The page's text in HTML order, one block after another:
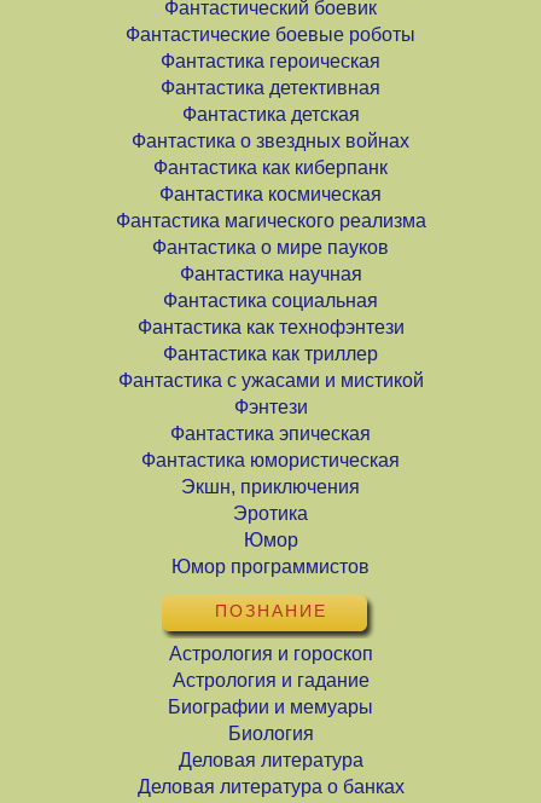
Фантастический боевик
Фантастические боевые роботы
Фантастика героическая
Фантастика детективная
Фантастика детская
Фантастика о звездных войнах
Фантастика как киберпанк
Фантастика космическая
Фантастика магического реализма
Фантастика о мире пауков
Фантастика научная
Фантастика социальная
Фантастика как технофэнтези
Фантастика как триллер
Фантастика с ужасами и мистикой
Фэнтези
Фантастика эпическая
Фантастика юмористическая
Экшн, приключения
Эротика
Юмор
Юмор программистов
ПОЗНАНИЕ
Астрология и гороскоп
Астрология и гадание
Биографии и мемуары
Биология
Деловая литература
Деловая литература о банках